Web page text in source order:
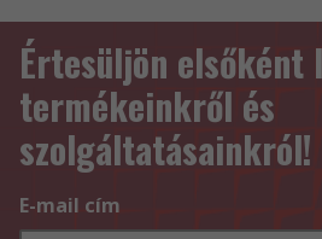
Értesüljön elsőként
termékeinkről és
szolgáltatásainkról!
E-mail cím